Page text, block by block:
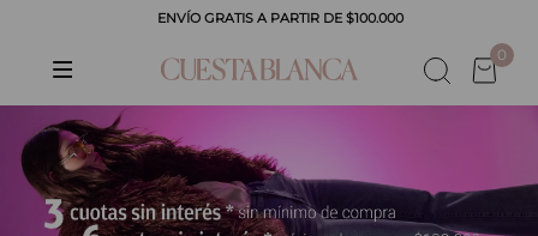
ENVÍO GRATIS A PARTIR DE $100.000
0